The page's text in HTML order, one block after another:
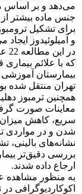
می‌دهد و بر اساس
جنس ماده بیشتر
برای تشکیل ترومبوز
و آمیلوئیدوز
بیمارستان
تهران منتقل شده
همچنین ترمبوز
معاینات صورت
سریع، کاهش میزان
شدن و در مواردی
نشانه‌های بالینی،
بررسی دقیق‌تر
ارجاع داده شدند.
به منظور مشاهده
اکوکاردیوگرافی